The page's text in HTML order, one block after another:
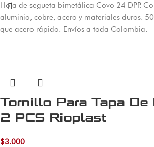
Hoja de segueta bimetálica Covo 24 DPP.
aluminio, cobre, acero y materiales duros.
que acero rápido. Envíos a toda Colombia.
Tornillo Para Tapa De
2 PCS Rioplast
$3.000